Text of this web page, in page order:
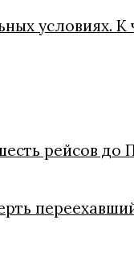
условиях.
рейсов до